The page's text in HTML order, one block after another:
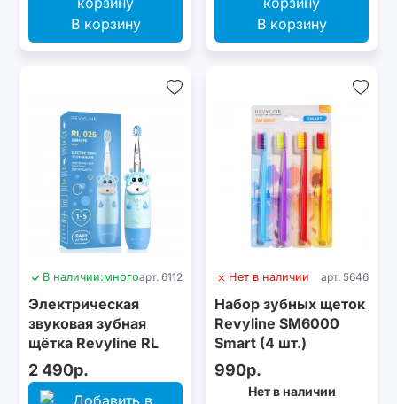
В корзину В корзину
В наличии:многоарт. 6112
Электрическая
звуковая зубная
щётка Revyline RL
025 Baby, Blue
2 490р.
Нет в наличии арт. 5646
Набор зубных щеток
Revyline SM6000
Smart (4 шт.)
990р.
Нет в наличии